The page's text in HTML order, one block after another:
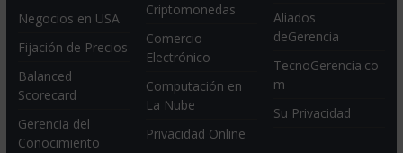
Negocios en USA
Fijación de Precios
Balanced
Scorecard
Gerencia del
Conocimiento
Criptomonedas
Comercio
Electrónico
Computación en
La Nube
Privacidad Online
Aliados
deGerencia
TecnoGerencia.co
m
Su Privacidad